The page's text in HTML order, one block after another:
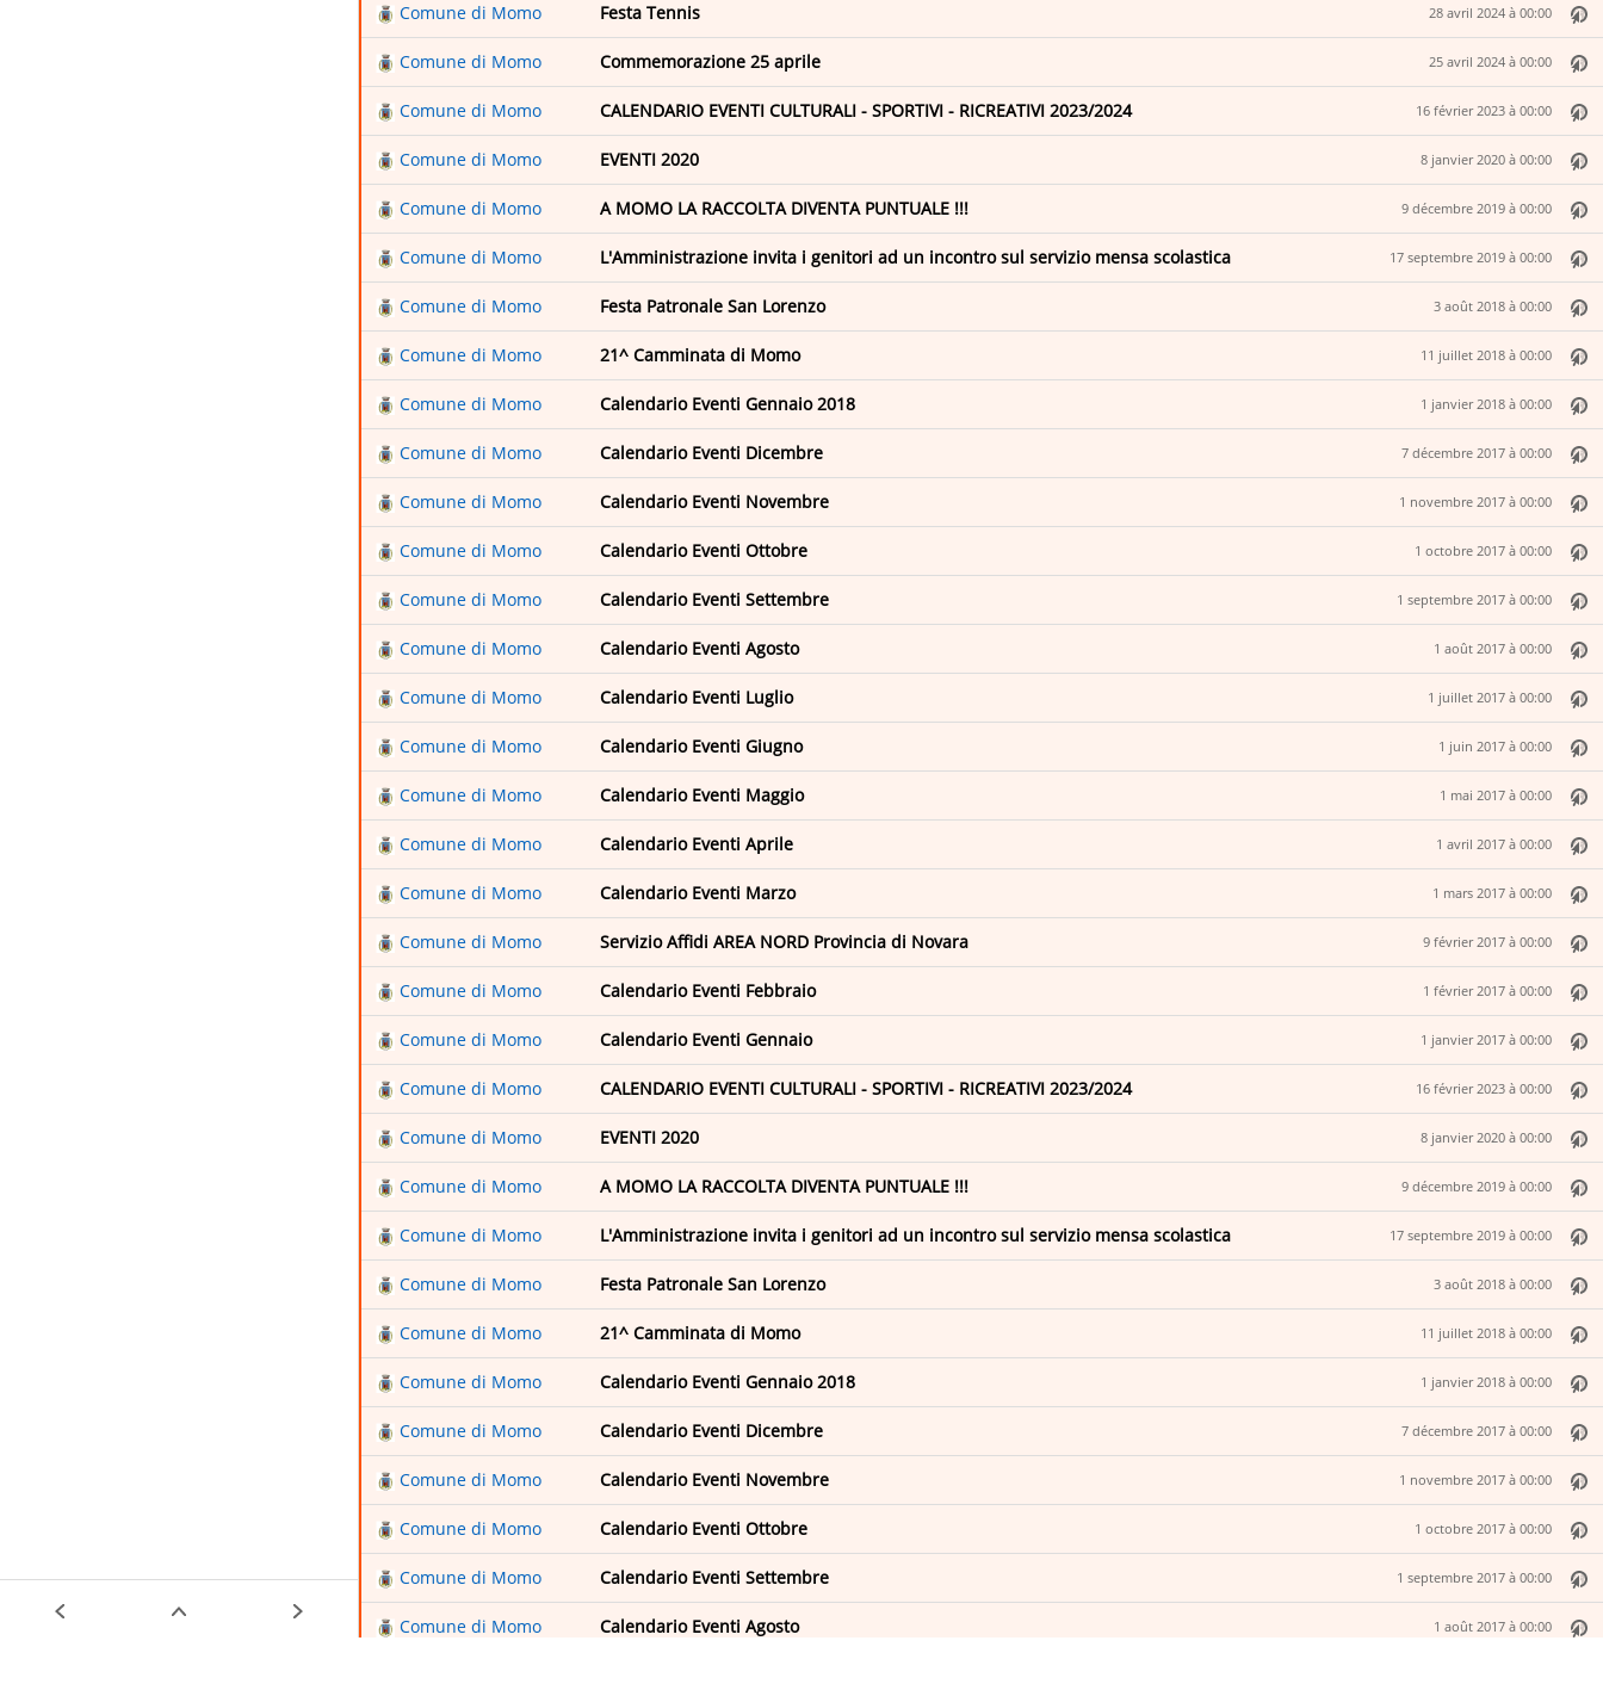
Comune di Momo Festa Tennis 28 avril 2024 à 00:00
Comune di Momo Commemorazione 25 aprile 25 avril 2024 à 00:00
Comune di Momo CALENDARIO EVENTI CULTURALI - SPORTIVI - RICREATIVI 2023/2024 16 février 2023 à 00:00
Comune di Momo EVENTI 2020 8 janvier 2020 à 00:00
Comune di Momo A MOMO LA RACCOLTA DIVENTA PUNTUALE !!! 9 décembre 2019 à 00:00
Comune di Momo L'Amministrazione invita i genitori ad un incontro sul servizio mensa scolastica 17 septembre 2019 à 00:00
Comune di Momo Festa Patronale San Lorenzo 3 août 2018 à 00:00
Comune di Momo 21^ Camminata di Momo 11 juillet 2018 à 00:00
Comune di Momo Calendario Eventi Gennaio 2018 1 janvier 2018 à 00:00
Comune di Momo Calendario Eventi Dicembre 7 décembre 2017 à 00:00
Comune di Momo Calendario Eventi Novembre 1 novembre 2017 à 00:00
Comune di Momo Calendario Eventi Ottobre 1 octobre 2017 à 00:00
Comune di Momo Calendario Eventi Settembre 1 septembre 2017 à 00:00
Comune di Momo Calendario Eventi Agosto 1 août 2017 à 00:00
Comune di Momo Calendario Eventi Luglio 1 juillet 2017 à 00:00
Comune di Momo Calendario Eventi Giugno 1 juin 2017 à 00:00
Comune di Momo Calendario Eventi Maggio 1 mai 2017 à 00:00
Comune di Momo Calendario Eventi Aprile 1 avril 2017 à 00:00
Comune di Momo Calendario Eventi Marzo 1 mars 2017 à 00:00
Comune di Momo Servizio Affidi AREA NORD Provincia di Novara 9 février 2017 à 00:00
Comune di Momo Calendario Eventi Febbraio 1 février 2017 à 00:00
Comune di Momo Calendario Eventi Gennaio 1 janvier 2017 à 00:00
Comune di Momo CALENDARIO EVENTI CULTURALI - SPORTIVI - RICREATIVI 2023/2024 16 février 2023 à 00:00
Comune di Momo EVENTI 2020 8 janvier 2020 à 00:00
Comune di Momo A MOMO LA RACCOLTA DIVENTA PUNTUALE !!! 9 décembre 2019 à 00:00
Comune di Momo L'Amministrazione invita i genitori ad un incontro sul servizio mensa scolastica 17 septembre 2019 à 00:00
Comune di Momo Festa Patronale San Lorenzo 3 août 2018 à 00:00
Comune di Momo 21^ Camminata di Momo 11 juillet 2018 à 00:00
Comune di Momo Calendario Eventi Gennaio 2018 1 janvier 2018 à 00:00
Comune di Momo Calendario Eventi Dicembre 7 décembre 2017 à 00:00
Comune di Momo Calendario Eventi Novembre 1 novembre 2017 à 00:00
Comune di Momo Calendario Eventi Ottobre 1 octobre 2017 à 00:00
Comune di Momo Calendario Eventi Settembre 1 septembre 2017 à 00:00
Comune di Momo Calendario Eventi Agosto 1 août 2017 à 00:00